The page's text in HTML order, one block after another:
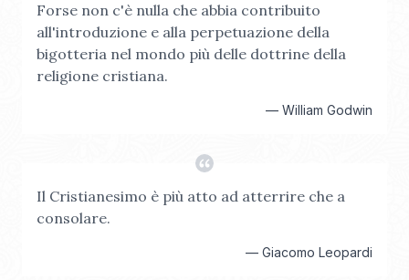
Forse non c'è nulla che abbia contribuito
all'introduzione e alla perpetuazione della
bigotteria nel mondo più delle dottrine della
religione cristiana.
— William Godwin
Il Cristianesimo è più atto ad atterrire che a
consolare.
— Giacomo Leopardi